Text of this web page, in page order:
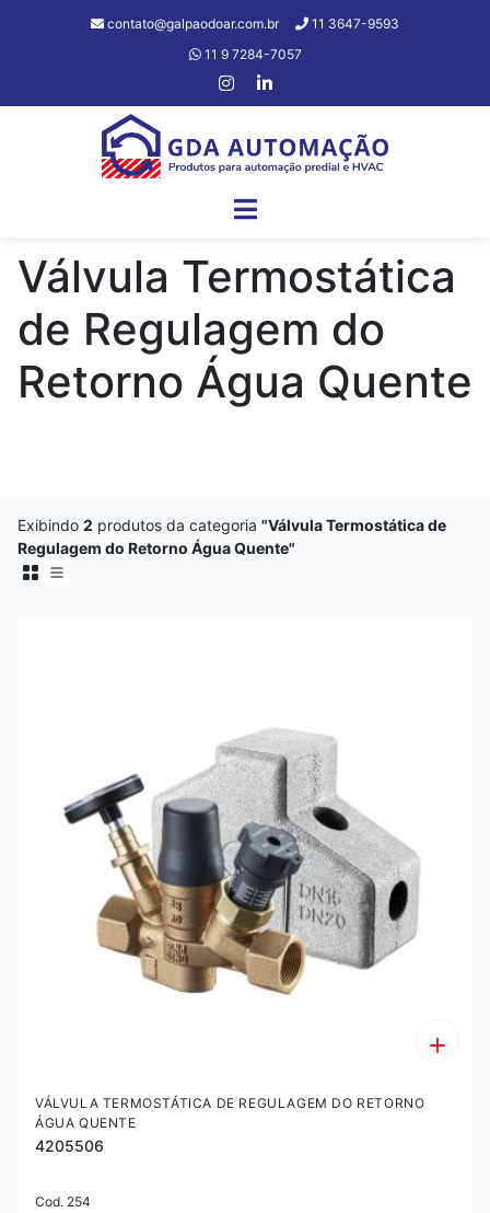
contato@galpaodoar.com.br
11 3647-9593
11 9 7284-7057
Válvula Termostática
de Regulagem do
Retorno Água Quente
Exibindo 2 produtos da categoria "Válvula Termostática de
Regulagem do Retorno Água Quente"
VÁLVULA TERMOSTÁTICA DE REGULAGEM DO RETORNO
ÁGUA QUENTE
4205506
Cod. 254